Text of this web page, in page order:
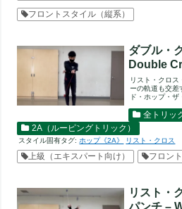
フロントスタイル（縦系）
ダブル・
Double
リスト・クロス
ーの軌道も交差
ド・ホップ・
全トリッ
2A（ルーピングトリック）
スタイル固有タグ: ホップ《2A》 リスト・クロス
上級（エキスパート向け） フロン
リスト・
パンチ –